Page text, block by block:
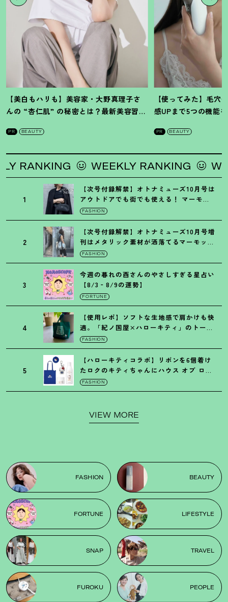
【美白もハリも】美容家・大野真理子さ
んの “杏仁肌” の秘密とは ？ 最新美容習慣
PR BEAUTY
【使ってみた】毛穴
感UPまで5つの機能
PR BEAUTY
WEEKLY RANKING
1
【次号付録解禁】オトナミューズ10月号は
アウトドアでも街でも使える ！ マーモッ
トの黒ショルダー
FASHION
2
【次号付録解禁】オトナミューズ10月号増
刊はメタリック素材が洒落てるマーモット
の保冷バッグ
FASHION
3
今週の暮れの酉さんのやさしすぎる星占い
【8/3‐8/9の運勢】
FORTUNE
4
【使用レポ】ソフトな生地感で肩かけも快
適。「紀ノ国屋×ハローキティ」のトート
がガシガシ使えて最高です
FASHION
5
【ハローキティコラボ】リボンを6個着け
たロクのキティちゃんにハウス オブ ロー
ゼの限定パケも
FASHION
VIEW MORE
FASHION BEAUTY
FORTUNE LIFESTYLE
SNAP TRAVEL
FUROKU PEOPLE